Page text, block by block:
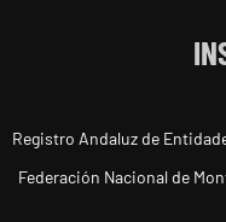
Registro Andaluz de
Federación Nacional de